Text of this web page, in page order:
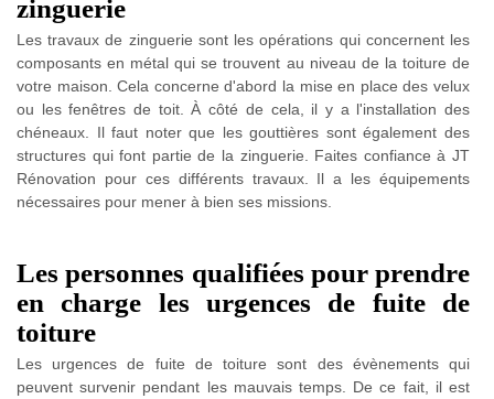
zinguerie
Les travaux de zinguerie sont les opérations qui concernent les
composants en métal qui se trouvent au niveau de la toiture de
votre maison. Cela concerne d'abord la mise en place des velux
ou les fenêtres de toit. À côté de cela, il y a l'installation des
chéneaux. Il faut noter que les gouttières sont également des
structures qui font partie de la zinguerie. Faites confiance à JT
Rénovation pour ces différents travaux. Il a les équipements
nécessaires pour mener à bien ses missions.
Les personnes qualifiées pour prendre
en charge les urgences de fuite de
toiture
Les urgences de fuite de toiture sont des évènements qui
peuvent survenir pendant les mauvais temps. De ce fait, il est